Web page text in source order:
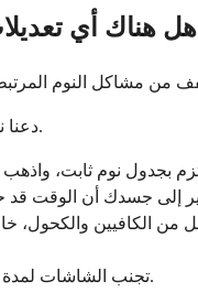
هل هناك أي
دعنا نستكشف بعض الخطوات العملية التي يمكنك اتخاذها جنبًا إلى جنب مع رعايتك الطبية.
تجنب الشاشات لمدة ساعة على الأقل قبل النوم، حيث يمكن للضوء الأزرق أن يثبط إنتاج الميلاتونين.